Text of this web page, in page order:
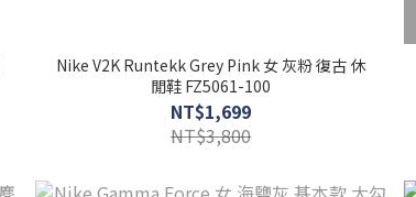
Nike V2K Runtekk Grey Pink 女 灰粉 復古 休
閒鞋 FZ5061-100
NT$1,699
NT$3,800